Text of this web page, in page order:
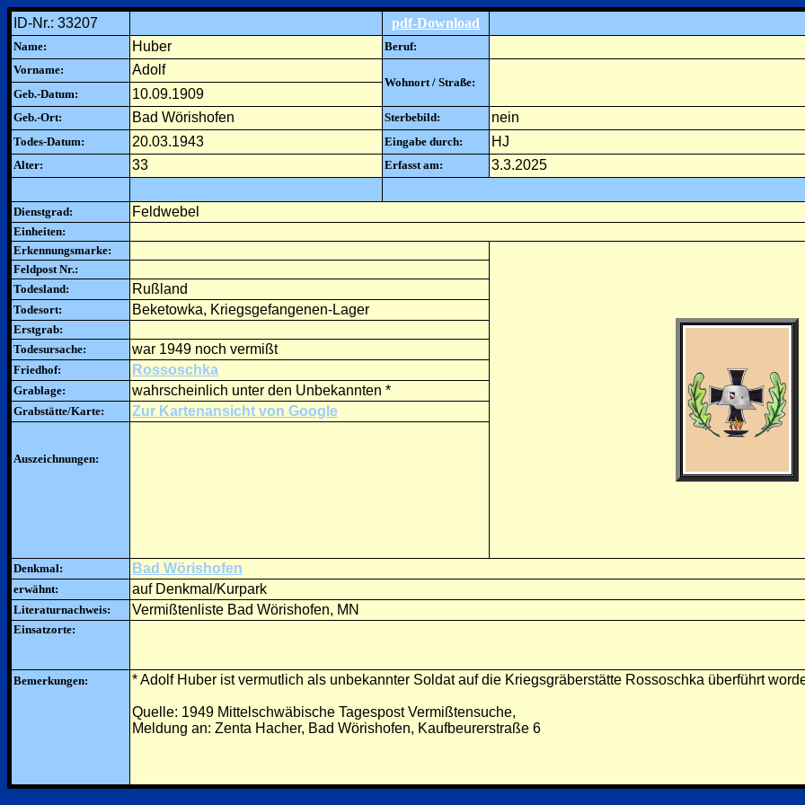
ID-Nr.: 33207 pdf-Download
Name: Huber
Beruf:
Vorname:
Adolf
Wohnort / Straße:
Geb.-Datum:
10.09.1909
Geb.-Ort: Bad Wörishofen Sterbebild: nein
Todes-Datum: 20.03.1943 Eingabe durch: HJ
Alter: 33 Erfasst am: 3.3.2025
Dienstgrad: Feldwebel
Einheiten:
Erkennungsmarke:
Feldpost Nr.:
Todesland:
Rußland
Todesort: Beketowka, Kriegsgefangenen-Lager
Erstgrab:
Todesursache:
war 1949 noch vermißt
Friedhof: Rossoschka
Grablage: wahrscheinlich unter den Unbekannten *
Grabstätte/Karte: Zur Kartenansicht von Google
Auszeichnungen:
Denkmal: Bad Wörishofen
erwähnt: auf Denkmal/Kurpark
Literaturnachweis: Vermißtenliste Bad Wörishofen, MN
Einsatzorte:
Bemerkungen: * Adolf Huber ist vermutlich als unbekannter Soldat auf die Kriegsgräberstätte Rossoschka überführt
Quelle: 1949 Mittelschwäbische Tagespost Vermißtensuche,
Meldung an: Zenta Hacher, Bad Wörishofen, Kaufbeurerstraße 6